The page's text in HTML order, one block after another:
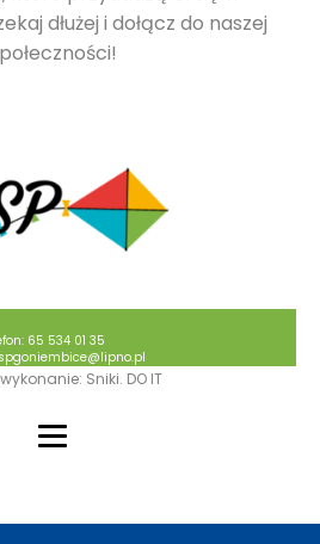
dłużej i dołącz do naszej
65 534 01 35
Sniki. DO IT